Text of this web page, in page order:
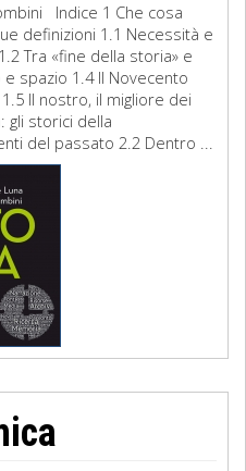
Indice 1 Che cosa
definizioni 1.1 Necessità e
Tra «fine della storia» e
spazio 1.4 Il Novecento
Il nostro, il migliore dei
gli storici della
del passato 2.2 Dentro ...